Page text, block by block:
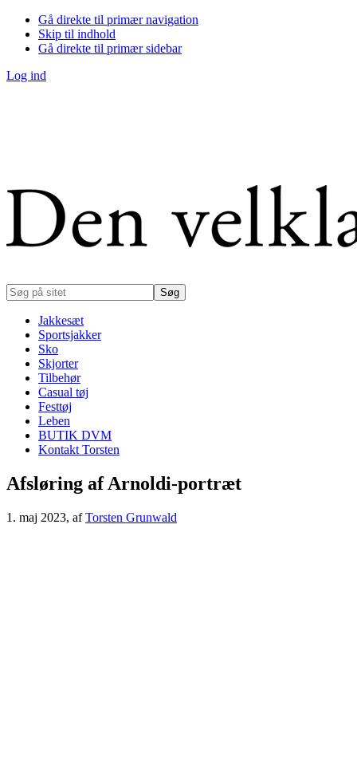
Gå direkte til primær navigation
Skip til indhold
Gå direkte til primær sidebar
Log ind
Søg
på
Jakkesæt
Sportsjakker
Sko
Skjorter
Tilbehør
Casual tøj
Festtøj
Leben
BUTIK DVM
Kontakt Torsten
Afsløring af Arnoldi-portræt
1. maj 2023, afTorsten Grunwald